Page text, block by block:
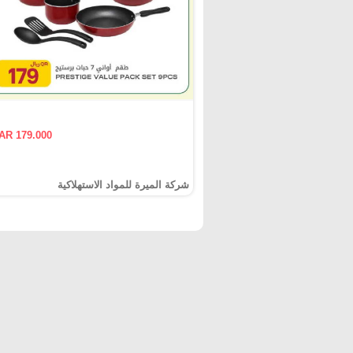
179.000
شركة الميرة للمواد الاستهلاكية